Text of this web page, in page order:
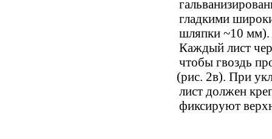
гладкими
шляпки ~10 мм).
Каждый лист
чтобы гвоздь
(рис. 2в). При
лист должен
фиксируют